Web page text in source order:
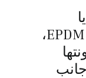
لوصلات التمدد المطاطية EPDM،
جانب